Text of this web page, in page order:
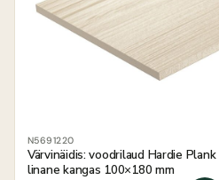
N5691220
Värvinäidis: voodrilaud Hardie Plank
linane kangas 100×180 mm